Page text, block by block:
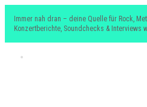
Immer nah dran – deine Quelle für Rock,
Konzertberichte, Soundchecks & Interviews